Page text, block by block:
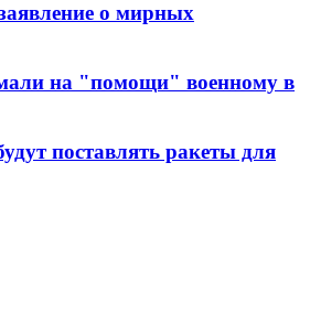
о мирных
на "помощи" военному в
поставлять ракеты для